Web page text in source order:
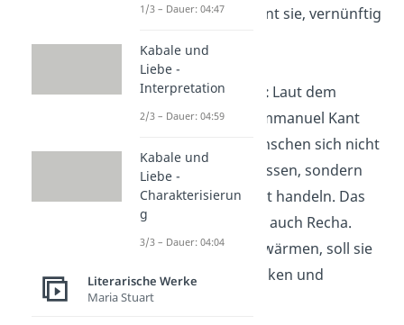
Nathan ermahnt sie, vernünftig
Bezug zu Kant: Laut dem
Philosophen Immanuel Kant
sollten die Menschen sich nicht
blind führen lassen, sondern
selbstbestimmt handeln. Das
erklärt Nathan auch Recha.
Anstatt zu schwärmen, soll sie
vernünftig denken und
1/3 – Dauer: 04:47
Kabale und
Liebe -
Interpretation
2/3 – Dauer: 04:59
Kabale und
Liebe -
Charakterisierun
g
3/3 – Dauer: 04:04
Literarische Werke
Maria Stuart